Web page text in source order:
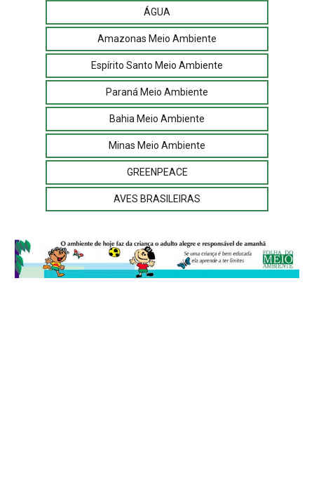
ÁGUA
Amazonas Meio Ambiente
Espírito Santo Meio Ambiente
Paraná Meio Ambiente
Bahia Meio Ambiente
Minas Meio Ambiente
GREENPEACE
AVES BRASILEIRAS